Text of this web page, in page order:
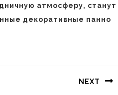
атмосферу, станут
декоративные панно
NEXT